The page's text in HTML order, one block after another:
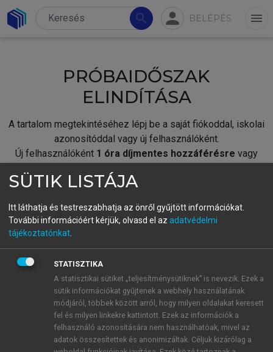
search person BELÉPÉS menu
PRÓBAIDŐSZAK
ELINDÍTÁSA
A tartalom megtekintéséhez lépj be a saját fiókoddal, iskolai
azonosítóddal vagy új felhasználóként.
Új felhasználóként 1 óra díjmentes hozzáférésre vagy
fiókoddal,vagy hozz létre új fiókot.
A regisztráció után apróbaidőszakautomatikusan
BELÉPÉS SAJÁT FIÓKKAL
ÚJ FIÓK LÉTREHOZÁSA
1 óra díjmentes hozzáférés
SÜTIK LISTÁJA
Itt láthatja és testreszabhatja az önről gyűjtött információkat.
További információért kérjük, olvasd el az adatvédelmi
tájékoztatónkat
STATISZTIKA
A statisztikai sütiket „teljesítménysütiknek” is nevezik. Ezek a
sütik információkat gyűjtenek a webhely használatának
módjáról, többek között arról, hogy milyen oldalakat keresett
fel és milyen linkekre kattintott. Ezek az információk a
felhasználó azonosítására nem használhatóak, mivel az
adatok összesítettek és anonimizáltak. Céljuk kizárólag a